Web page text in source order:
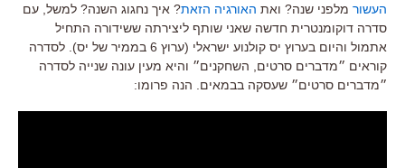
העשור מלפני שנה? ואת האורגיה הזאת? איך נחגוג השנה? למשל, עם
סדרה דוקומנטרית חדשה שאני שותף ליצירתה ששידורה התחיל
אתמול והיום בערוץ יס קולנוע ישראלי (ערוץ 6 בממיר של יס). לסדרה
קוראים ״מדברים סרטים, השחקנים״ והיא מעין עונה שנייה לסדרה
״מדברים סרטים״ שעסקה בבמאים. הנה פרומו: